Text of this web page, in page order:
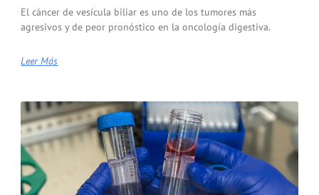
El cáncer de vesícula biliar es uno de los tumores más
agresivos y de peor pronóstico en la oncología digestiva.
Leer Más